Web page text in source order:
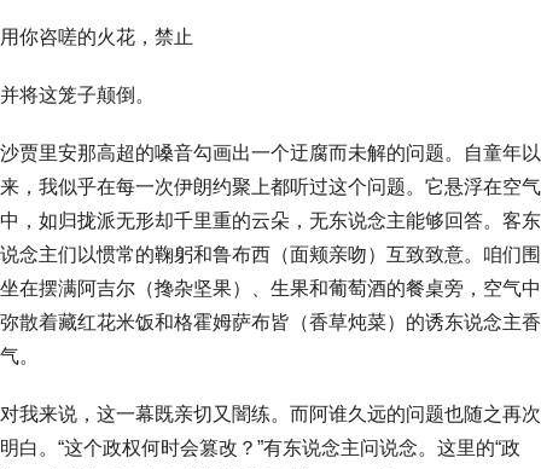
用你咨嗟的火花，禁止
并将这笼子颠倒。
沙贾里安那高超的嗓音勾画出一个迂腐而未解的问题。自童年以
来，我似乎在每一次伊朗约聚上都听过这个问题。它悬浮在空气
中，如归拢派无形却千里重的云朵，无东说念主能够回答。客东
说念主们以惯常的鞠躬和鲁布西（面颊亲吻）互致致意。咱们围
坐在摆满阿吉尔（搀杂坚果）、生果和葡萄酒的餐桌旁，空气中
弥散着藏红花米饭和格霍姆萨布皆（香草炖菜）的诱东说念主香
气。
对我来说，这一幕既亲切又闇练。而阿谁久远的问题也随之再次
明白。“这个政权何时会篡改？”有东说念主问说念。这里的“政